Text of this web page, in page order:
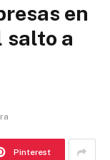
en
salto a
Pinterest